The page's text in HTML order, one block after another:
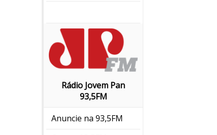
Rádio Jovem Pan
93,5FM
Anuncie na 93,5FM